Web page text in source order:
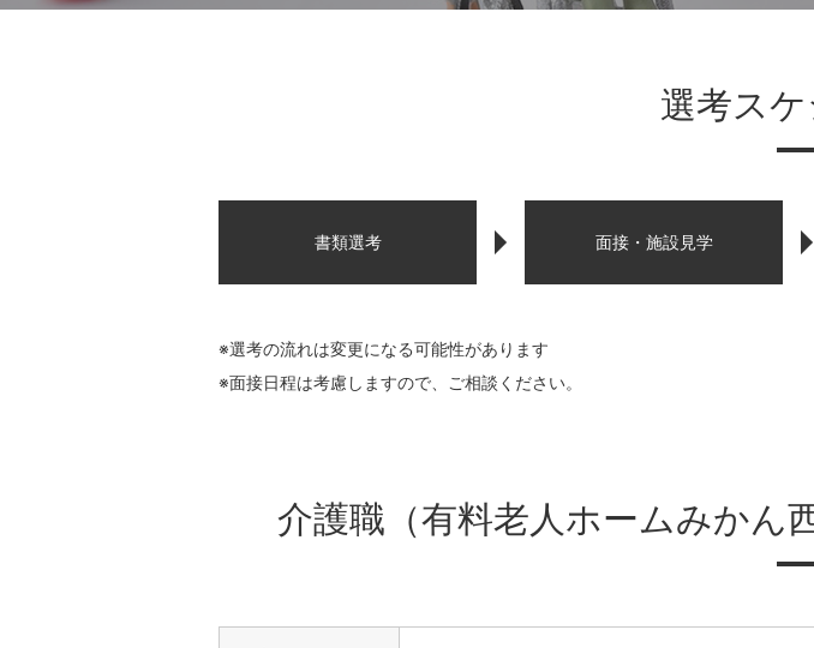
選考ス
書類選考 面接・施設見学
※選考の流れは変更になる可能性があります
※面接日程は考慮しますので、ご相談ください。
介護職（有料老人ホームみかん